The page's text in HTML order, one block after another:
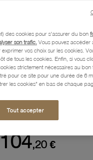
Caractéristiques détaillées
Paiement, Livraison,
,20 €
des cookies pour s'assurer du bon
son trafic. Vous pouvez accéder
vos choix sur les cookies.
de tous les cookies. Enfin, si vous
strictement nécessaires au bon
pour ce site pour une durée de 6
les cookies" en bas de chaque
Tout accepter